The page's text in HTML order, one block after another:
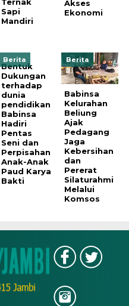
Ternak
Sapi
Mandiri
Akses
Ekonomi
Berita
Bentuk
Dukungan
terhadap
dunia
pendidikan
Babinsa
Hadiri
Pentas
Seni dan
Perpisahan
Anak-Anak
Paud Karya
Bakti
Berita
Babinsa
Kelurahan
Beliung
Ajak
Pedagang
Jaga
Kebersihan
dan
Pererat
Silaturahmi
Melalui
Komsos